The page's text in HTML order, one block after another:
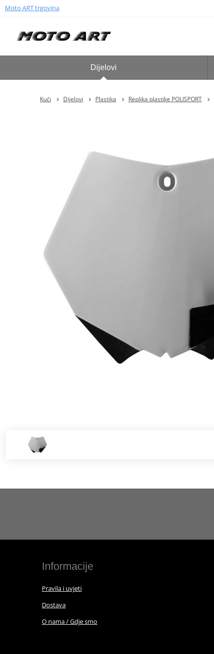
Moto ART trgovina
Dijelovi
Kući Dijelovi Plastika Replika plastike POLISPORT
Informacije
Pravila i uvjeti
Dostava
O nama / Gdje smo